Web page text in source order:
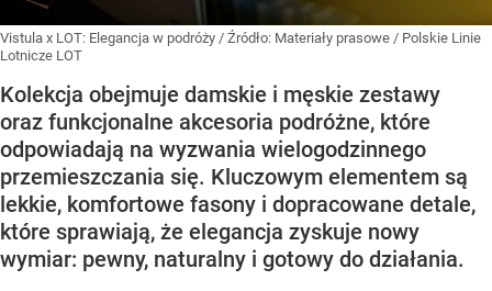
Vistula x LOT: Elegancja w podróży / Źródło: Materiały prasowe / Polskie Linie
Lotnicze LOT
Kolekcja obejmuje damskie i męskie zestawy
oraz funkcjonalne akcesoria podróżne, które
odpowiadają na wyzwania wielogodzinnego
przemieszczania się. Kluczowym elementem są
lekkie, komfortowe fasony i dopracowane detale,
które sprawiają, że elegancja zyskuje nowy
wymiar: pewny, naturalny i gotowy do działania.